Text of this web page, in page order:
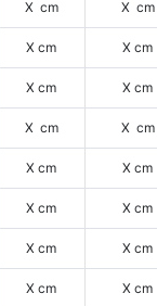
X cm X cm
X cm X cm
X cm X cm
X cm X cm
X cm X cm
X cm X cm
X cm X cm
X cm X cm